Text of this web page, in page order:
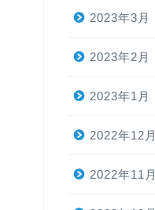
2023年3月
2023年2月
2023年1月
2022年12月
2022年11月